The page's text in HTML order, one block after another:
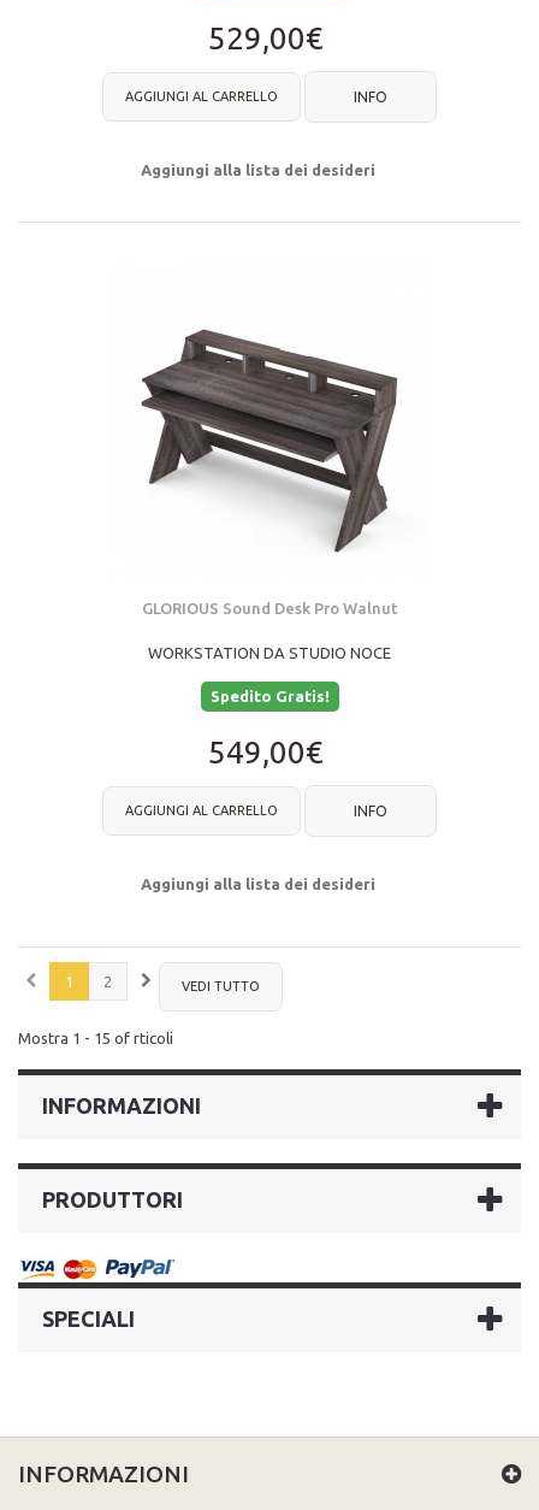
529,00€
AGGIUNGI AL CARRELLO INFO
Aggiungi alla lista dei desideri
GLORIOUS Sound Desk Pro Walnut
WORKSTATION DA STUDIO NOCE
Spedito Gratis!
549,00€
AGGIUNGI AL CARRELLO INFO
Aggiungi alla lista dei desideri
VEDI TUTTO
1 2
Mostra 1 - 15 of rticoli
INFORMAZIONI
PRODUTTORI
SPECIALI
INFORMAZIONI